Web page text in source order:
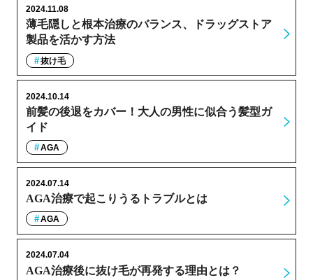
薄毛隠しと根本治療のバランス、ドラッグストア
製品を活かす方法
2024.11.08
抜け毛
前髪の後退をカバー！大人の男性に似合う髪型ガ
イド
2024.10.14
AGA
AGA治療で起こりうるトラブルとは
2024.07.14
AGA
AGA治療後に抜け毛が再発する理由とは？
2024.07.04